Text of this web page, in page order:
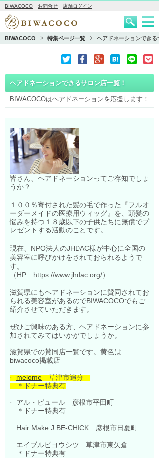
BIWACOCO お問合せ 店舗ログイン
BIWACOCO 特集ページ一覧 ヘアドネーションできる
ヘアドネーションできるサロン店一覧！
BIWACOCOはヘアドネーションを応援します！
皆さん、ヘアドネーションってご存知でしょ
うか？
１００％寄付された髪の毛で作った
『フルオ
ーダーメイドの医療用ウィッグ』を、 頭髪の
悩みを持つ１８歳以下の子供たちに無償でプ
レゼントする活動のことです。
現在、NPO法人のJHDAC様が中心に全国の
美容室に呼びかけをされておられるようで
す。
（HP https://www.jhdac.org/）
滋賀県にもヘアドネーションに賛同されてお
られる美容室があるのでBIWACOCOでもご
紹介させていただきます。
ぜひご興味のある方、ヘアドネーションに参
加されてみてはいかがでしょうか。
滋賀県での賛同店一覧です。黄色は
biwacoco掲載店
· melome草津市追分
＊ドナー特典有
· アル・ピュール 彦根市平田町
＊ドナー特典有
· Hair Make J BE-CHICK 彦根市日夏町
· エイブルビヨウシツ 草津市東矢倉
＊ドナー特典有